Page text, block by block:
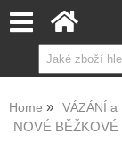
Home VÁZÁNÍ a
NOVÉ